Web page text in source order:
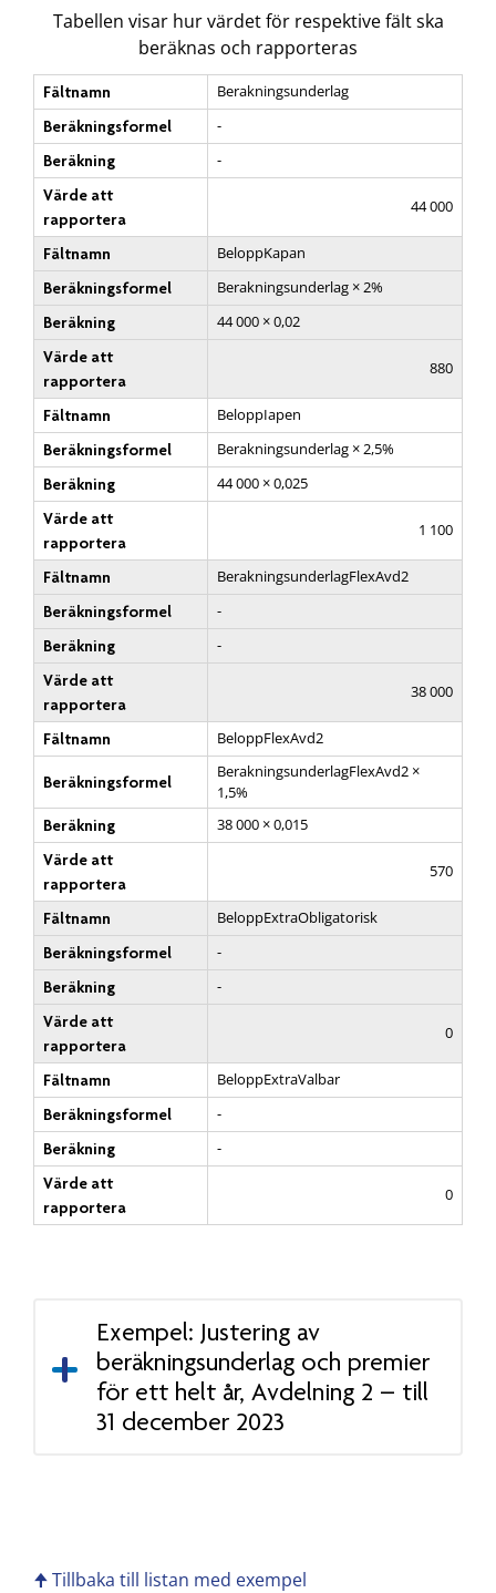
Tabellen visar hur värdet för respektive fält ska
beräknas och rapporteras
Fältnamn
Berakningsunderlag
Beräkningsformel
-
Beräkning
-
Värde att
rapportera
44 000
Fältnamn
BeloppKapan
Beräkningsformel
Berakningsunderlag × 2%
Beräkning
44 000 × 0,02
Värde att
rapportera
880
Fältnamn
BeloppIapen
Beräkningsformel
Berakningsunderlag × 2,5%
Beräkning
44 000 × 0,025
Värde att
rapportera
1 100
Fältnamn
BerakningsunderlagFlexAvd2
Beräkningsformel
-
Beräkning
-
Värde att
rapportera
38 000
Fältnamn BeloppFlexAvd2
Beräkningsformel
BerakningsunderlagFlexAvd2 ×
1,5%
Beräkning
38 000 × 0,015
Värde att
rapportera
570
Fältnamn
BeloppExtraObligatorisk
Beräkningsformel
-
Beräkning
-
Värde att
rapportera
0
Fältnamn
BeloppExtraValbar
Beräkningsformel
-
Beräkning
-
Värde att
rapportera
0
Exempel: Justering av
beräkningsunderlag och premier
för ett helt år, Avdelning 2 – till
31 december 2023
🠉 Tillbaka till listan med exempel